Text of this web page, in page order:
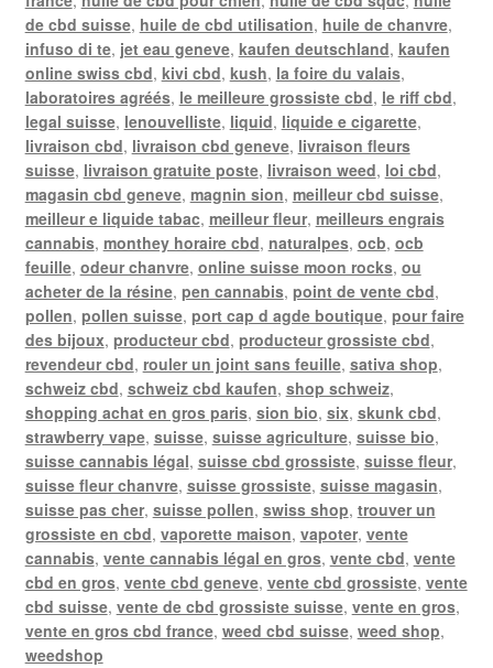
de cbd suisse, huile de cbd utilisation, huile de chanvre,
infuso di te, jet eau geneve, kaufen deutschland, kaufen
online swiss cbd, kivi cbd, kush, la foire du valais,
laboratoires agréés, le meilleure grossiste cbd, le riff cbd,
legal suisse, lenouvelliste, liquid, liquide e cigarette,
livraison cbd, livraison cbd geneve, livraison fleurs
suisse, livraison gratuite poste, livraison weed, loi cbd,
magasin cbd geneve, magnin sion, meilleur cbd suisse,
meilleur e liquide tabac, meilleur fleur, meilleurs engrais
cannabis, monthey horaire cbd, naturalpes, ocb, ocb
feuille, odeur chanvre, online suisse moon rocks, ou
acheter de la résine, pen cannabis, point de vente cbd,
pollen, pollen suisse, port cap d agde boutique, pour faire
des bijoux, producteur cbd, producteur grossiste cbd,
revendeur cbd, rouler un joint sans feuille, sativa shop,
schweiz cbd, schweiz cbd kaufen, shop schweiz,
shopping achat en gros paris, sion bio, six, skunk cbd,
strawberry vape, suisse, suisse agriculture, suisse bio,
suisse cannabis légal, suisse cbd grossiste, suisse fleur,
suisse fleur chanvre, suisse grossiste, suisse magasin,
suisse pas cher, suisse pollen, swiss shop, trouver un
grossiste en cbd, vaporette maison, vapoter, vente
cannabis, vente cannabis légal en gros, vente cbd, vente
cbd en gros, vente cbd geneve, vente cbd grossiste, vente
cbd suisse, vente de cbd grossiste suisse, vente en gros,
vente en gros cbd france, weed cbd suisse, weed shop,
weedshop